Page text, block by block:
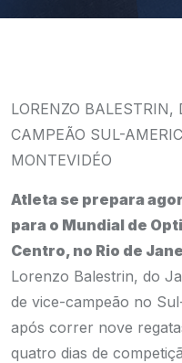
LORENZO
CAMPEÃO SUL-
MONTEVIDÉO
Atleta se prepara
para o Mundial de
Centro, no Rio de
Lorenzo Balestrin, do
de vice-campeão no
após correr nove
quatro dias de